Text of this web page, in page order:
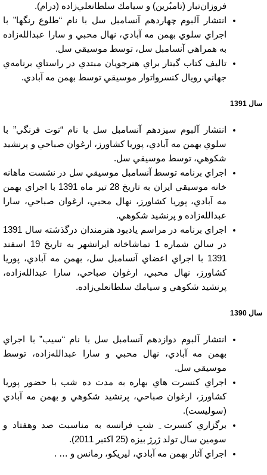
فروزان‌تبار (تامبُرين) و سيامك سلطانعلي‌زاده (درام).
انتشار آلبوم چهاردهم آنسامبل سل با نام “طلوع رنگها” با
اجراي سلوي بهمن مه آبادي، نهال محبي و سارا عبدالله‌زاده
به همراهي آنسامبل سل، توسط موسيقي سل.
تاليف كتاب گيتار براي هنرجويان مبتدي در راستاي برنامه‌ي
جهاني رويال كنسرواتوار موسيقي توسط بهمن مه آبادي.
سال 1391
انتشار آلبوم سيزدهم آنسامبل سل با نام “توت فرنگي” با
سلوي بهمن مه آبادي، پوريا كشاورز، ارغوان صباحي و پرنشيد
شكوهي، توسط موسيقي سل.
اجراي برنامه توسط آنسامبل موسيقي سل در نشست ماهانه
خانه موسيقي ايران به تاريخ 28 تير ماه 1391 با اجراي بهمن
مه آبادي، پوريا كشاورز، نهال محبي، ارغوان صباحي، سارا
عبدالله‌زاده و پرنشيد شكوهي.
اجراي برنامه در مراسم يادبود هنرمندان درگذشته سال 1391
در سالن شماره 1 تماشاخانه ايرانشهر به تاريخ 19 اسفند
1391 با اجراي اعضاي آنسامبل سل، بهمن مه آبادي، پوريا
كشاورز، نهال محبي، ارغوان صباحي، سارا عبدالله‌زاده،
پرنشيد شكوهي و سيامك سلطانعلي‌زاده.
سال 1390
انتشار آلبوم دوازدهم آنسامبل سل با نام “سيب” با اجراي
بهمن مه آبادي، نهال محبي و سارا عبدالله‌زاده، توسط
موسيقي سل.
اجراي كنسرت هاي بهاره به مدت ده شب با حضور پوريا
كشاورز، ارغوان صباحي، پرنشيد شكوهي و بهمن مه آبادي
(سوليست).
برگزاري كنسرت ِ شبِ فرانسه به مناسبت صد وهفتاد و
سومين سال تولد ژرژ بيزه (25 اكتبر 2011).
اجراي آثار بهمن مه آبادي، ليريكو، رمانس و … .